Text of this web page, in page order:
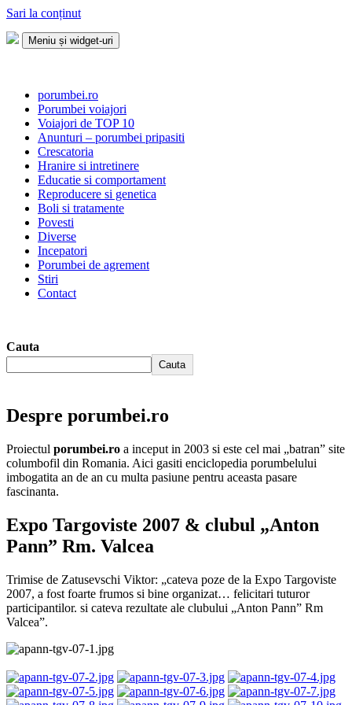
Sari la conținut
Meniu și widget-uri
porumbei.ro
Porumbei voiajori
Voiajori de TOP 10
Anunturi – porumbei pripasiti
Crescatoria
Hranire si intretinere
Educatie si comportament
Reproducere si genetica
Boli si tratamente
Povesti
Diverse
Incepatori
Porumbei de agrement
Stiri
Contact
Cauta
Cauta
Despre porumbei.ro
Proiectul porumbei.ro a inceput in 2003 si este cel mai „batran” site
columbofil din Romania. Aici gasiti enciclopedia porumbelului
imbogatita an de an cu multa pasiune pentru aceasta pasare
fascinanta.
Expo Targoviste 2007 & clubul „Anton
Pann” Rm. Valcea
Trimise de Zatusevschi Viktor: „cateva poze de la Expo Targoviste
2007, a fost foarte frumos si bine organizat… felicitari tuturor
participantilor. si cateva rezultate ale clubului „Anton Pann” Rm
Valcea”.